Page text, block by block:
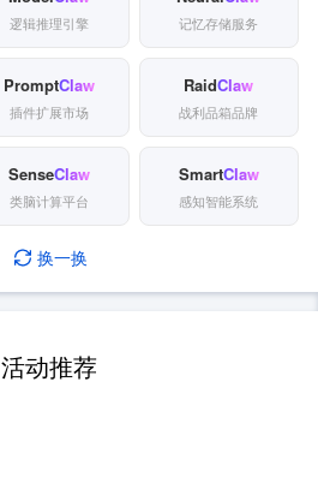
逻辑推理引擎 记忆存储服务
PromptClaw
插件扩展市场
RaidClaw
战利品箱品牌
SenseClaw
类脑计算平台
SmartClaw
感知智能系统
换一换
活动推荐